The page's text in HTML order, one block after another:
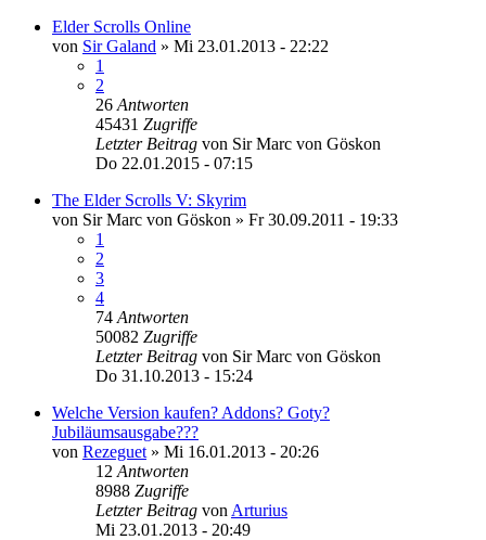
Elder Scrolls Online
von Sir Galand » Mi 23.01.2013 - 22:22
1
2
26 Antworten
45431 Zugriffe
Letzter Beitrag von Sir Marc von Göskon
Do 22.01.2015 - 07:15
The Elder Scrolls V: Skyrim
von Sir Marc von Göskon » Fr 30.09.2011 - 19:33
1
2
3
4
74 Antworten
50082 Zugriffe
Letzter Beitrag von Sir Marc von Göskon
Do 31.10.2013 - 15:24
Welche Version kaufen? Addons? Goty?
Jubiläumsausgabe???
von Rezeguet » Mi 16.01.2013 - 20:26
12 Antworten
8988 Zugriffe
Letzter Beitrag von Arturius
Mi 23.01.2013 - 20:49